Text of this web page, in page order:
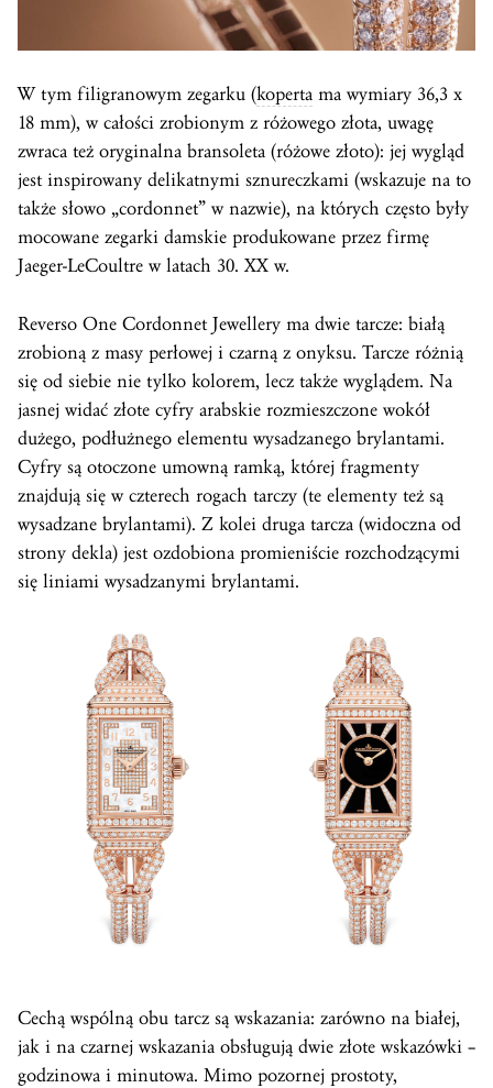
W tym filigranowym zegarku (koperta ma wymiary 36,3 x
18 mm), w całości zrobionym z różowego złota, uwagę
zwraca też oryginalna bransoleta (różowe złoto): jej wygląd
jest inspirowany delikatnymi sznureczkami (wskazuje na to
także słowo „cordonnet” w nazwie), na których często były
mocowane zegarki damskie produkowane przez firmę
Jaeger-LeCoultre w latach 30. XX w.
Reverso One Cordonnet Jewellery ma dwie tarcze: białą
zrobioną z masy perłowej i czarną z onyksu. Tarcze różnią
się od siebie nie tylko kolorem, lecz także wyglądem. Na
jasnej widać złote cyfry arabskie rozmieszczone wokół
dużego, podłużnego elementu wysadzanego brylantami.
Cyfry są otoczone umowną ramką, której fragmenty
znajdują się w czterech rogach tarczy (te elementy też są
wysadzane brylantami). Z kolei druga tarcza (widoczna od
strony dekla) jest ozdobiona promieniście rozchodzącymi
się liniami wysadzanymi brylantami.
Cechą wspólną obu tarcz są wskazania: zarówno na białej,
jak i na czarnej wskazania obsługują dwie złote wskazówki –
godzinowa i minutowa. Mimo pozornej prostoty,